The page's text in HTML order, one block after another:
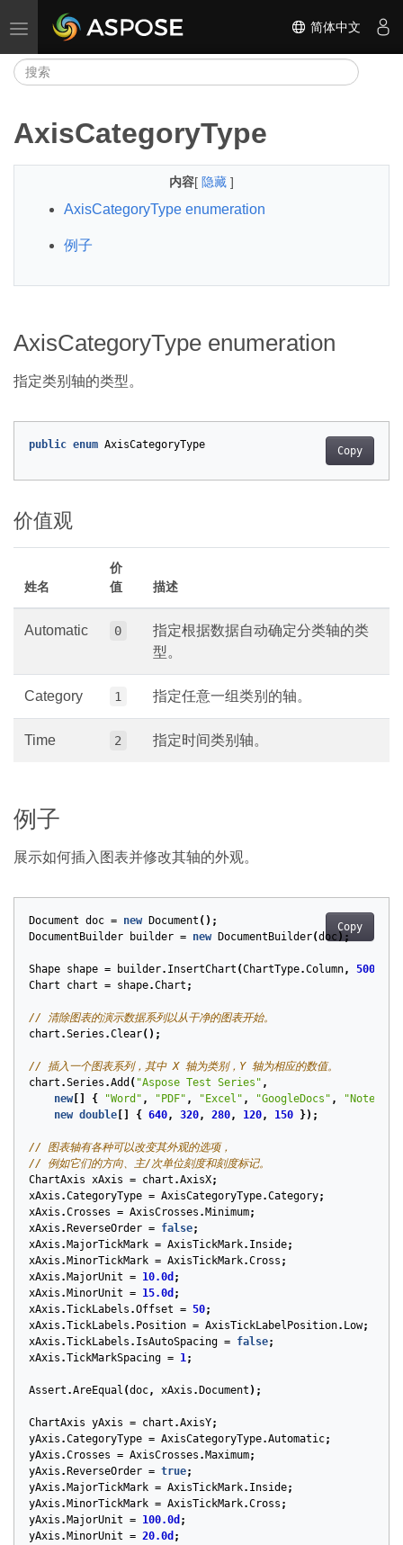
切换导航 简体中文
AxisCategoryType
内容[ 隐藏 ]
AxisCategoryType enumeration
例子
AxisCategoryType enumeration
指定类别轴的类型。
Copy
public enum AxisCategoryType
价值观
姓名
价
值
描述
Automatic 0
指定根据数据自动确定分类轴的类
型。
Category 1 指定任意一组类别的轴。
Time 2 指定时间类别轴。
例子
展示如何插入图表并修改其轴的外观。
Copy
Document doc = new Document ();
DocumentBuilder
builder = new DocumentBuilder(doc );
Shape shape = builder. InsertChart (ChartType.Column, 500
Chart
chart = shape.Chart ;
// 清除图表的演示数据系列以从干净的图表开始。
chart .Series .Clear();
// 插入一个图表系列，其中 X 轴为类别，Y 轴为相应的数值。
chart .Series .Add ( "Aspose Test Series" ,
new[] { "Word" , "PDF" , "Excel" , "GoogleDocs" , "Note"
new double { 640, 320, 280, 120, 150 });
// 图表轴有各种可以改变其外观的选项，
// 例如它们的方向、主/次单位刻度和刻度标记。
ChartAxis xAxis = chart .AxisX;
xAxis .CategoryType = AxisCategoryType.Category;
xAxis .Crosses = AxisCrosses . Minimum;
xAxis . ReverseOrder = false;
xAxis . MajorTickMark = AxisTickMark. Inside;
xAxis . MinorTickMark = AxisTickMark.Cross ;
xAxis . MajorUnit = 10.0d ;
xAxis . MinorUnit = 15.0d ;
xAxis .TickLabels .Offset = 50;
xAxis .TickLabels . Position = AxisTickLabelPosition. Low;
xAxis .TickLabels . IsAutoSpacing = false;
xAxis .TickMarkSpacing = 1;
Assert .AreEqual (doc, xAxis . Document );
ChartAxis yAxis = chart .AxisY;
yAxis .CategoryType = AxisCategoryType.Automatic;
yAxis .Crosses = AxisCrosses . Maximum;
yAxis . ReverseOrder = true;
yAxis . MajorTickMark = AxisTickMark. Inside;
yAxis . MinorTickMark = AxisTickMark.Cross ;
yAxis . MajorUnit = 100.0d ;
yAxis . MinorUnit = 20.0d ;